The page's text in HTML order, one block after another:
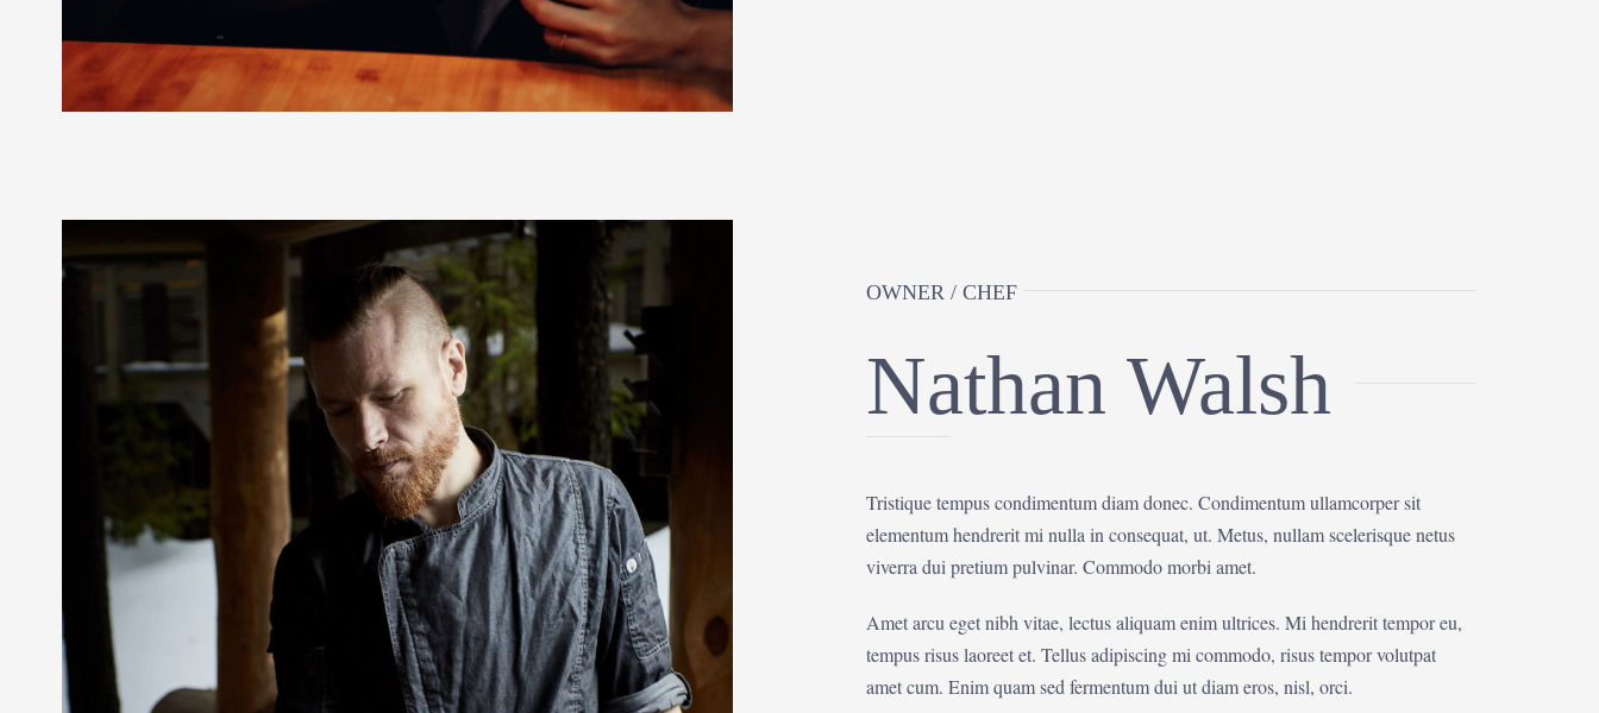
OWNER / CHEF
Nathan Walsh
Tristique tempus condimentum diam donec. Condimentum ullamcorper sit
elementum hendrerit mi nulla in consequat, ut. Metus, nullam scelerisque netus
viverra dui pretium pulvinar. Commodo morbi amet.
Amet arcu eget nibh vitae, lectus aliquam enim ultrices. Mi hendrerit tempor eu,
tempus risus laoreet et. Tellus adipiscing mi commodo, risus tempor volutpat
amet cum. Enim quam sed fermentum dui ut diam eros, nisl, orci.